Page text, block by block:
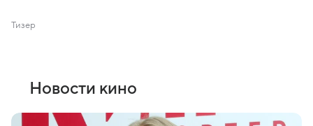
Тизер
Новости кино